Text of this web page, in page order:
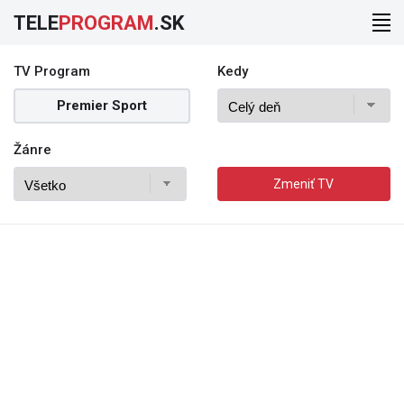
TELEPROGRAM.SK
TV Program
Premier Sport
Kedy
Žánre
Zmeniť TV